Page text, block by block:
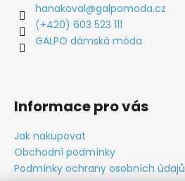
hanakoval@galpomoda.cz
(+420) 603 523 111
GALPO dámská móda
Informace pro vás
Jak nakupovat
Obchodní podmínky
Podmínky ochrany osobních údajů